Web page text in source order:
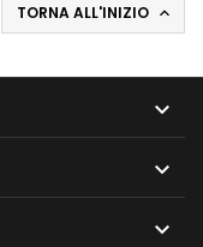
TORNA ALL'INIZIO 


